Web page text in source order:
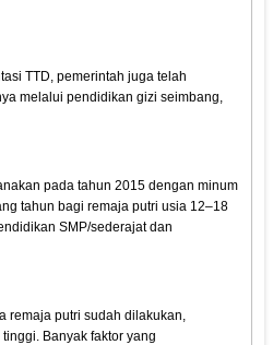
TTD, pemerintah juga telah
melalui pendidikan gizi seimbang,
pada tahun 2015 dengan minum
tahun bagi remaja putri usia 12–18
SMP/sederajat dan
remaja putri sudah dilakukan,
Banyak faktor yang